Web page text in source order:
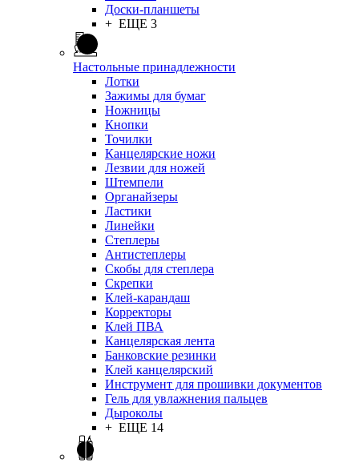
Доски-планшеты
+ ЕЩЕ 3
Настольные принадлежности
Лотки
Зажимы для бумаг
Ножницы
Кнопки
Точилки
Канцелярские ножи
Лезвии для ножей
Штемпели
Органайзеры
Ластики
Линейки
Степлеры
Антистеплеры
Скобы для степлера
Скрепки
Клей-карандаш
Корректоры
Клей ПВА
Канцелярская лента
Банковские резинки
Клей канцелярский
Инструмент для прошивки документов
Гель для увлажнения пальцев
Дыроколы
+ ЕЩЕ 14